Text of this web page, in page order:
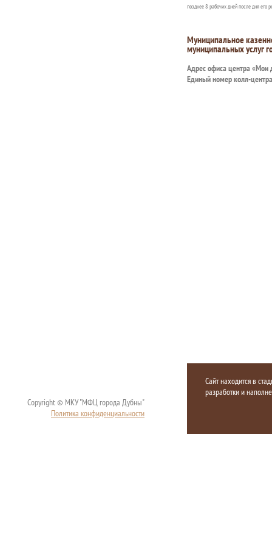
позднее 8 рабочих дней после дня его
Муниципальное
муниципальных услуг
Адрес офиса центра «Мои
Единый номер колл-
Copyright © МКУ "МФЦ города Дубны"
Политика конфиденциальности
Сайт находится в
разработки и